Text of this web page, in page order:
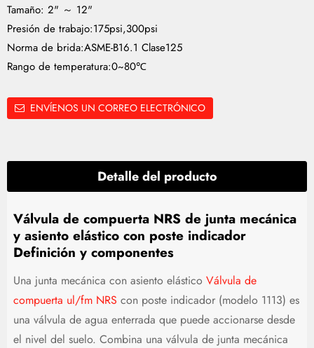
Tamaño: 2" ～ 12"
Presión de trabajo:175psi,300psi
Norma de brida:ASME-B16.1 Clase125
Rango de temperatura:0~80℃
ENVÍENOS UN CORREO ELECTRÓNICO
Detalle del producto
Válvula de compuerta NRS de junta mecánica
y asiento elástico con poste indicador
Definición y componentes
Una junta mecánica con asiento elástico Válvula de
compuerta ul/fm NRS con poste indicador (modelo 1113) es
una válvula de agua enterrada que puede accionarse desde
el nivel del suelo. Combina una válvula de junta mecánica